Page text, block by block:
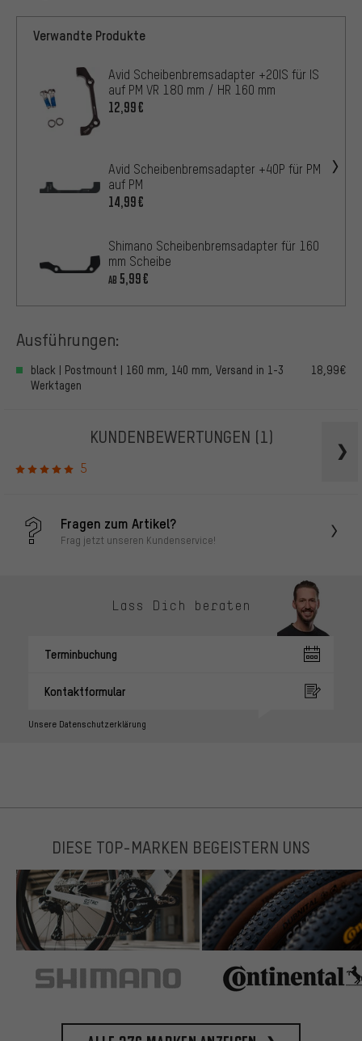
Verwandte Produkte
Avid Scheibenbremsadapter +20IS für IS
auf PM VR 180 mm / HR 160 mm
12,99€
Avid Scheibenbremsadapter +40P für PM
auf PM
14,99€
Shimano Scheibenbremsadapter für 160
mm Scheibe
AB 5,99€
Ausführungen:
black | Postmount | 160 mm, 140 mm, Versand in 1-3
Werktagen
18,99€
KUNDENBEWERTUNGEN (1)
5
Fragen zum Artikel?
Frag jetzt unseren Kundenservice!
Lass Dich beraten
Terminbuchung
Kontaktformular
Unsere Datenschutzerklärung
DIESE TOP-MARKEN BEGEISTERN UNS